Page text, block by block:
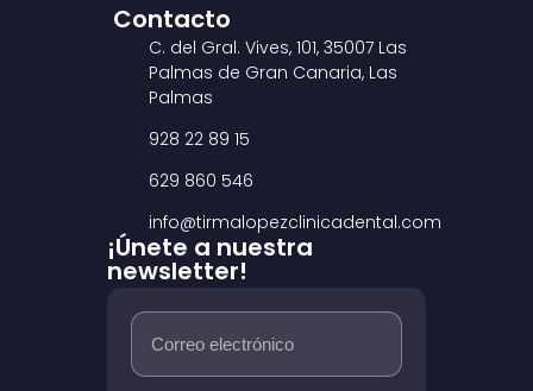
Contacto
C. del Gral. Vives, 101, 35007 Las
Palmas de Gran Canaria, Las
Palmas
928 22 89 15
629 860 546
info@tirmalopezclinicadental.com
¡Únete a nuestra
newsletter!